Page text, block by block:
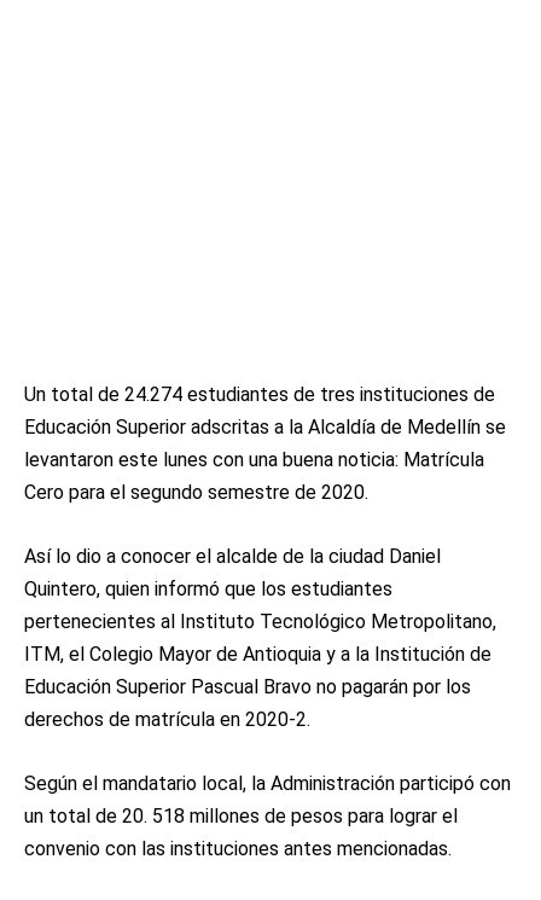
Un total de 24.274 estudiantes de tres instituciones de
Educación Superior adscritas a la Alcaldía de Medellín se
levantaron este lunes con una buena noticia: Matrícula
Cero para el segundo semestre de 2020.
Así lo dio a conocer el alcalde de la ciudad Daniel
Quintero, quien informó que los estudiantes
pertenecientes al Instituto Tecnológico Metropolitano,
ITM, el Colegio Mayor de Antioquia y a la Institución de
Educación Superior Pascual Bravo no pagarán por los
derechos de matrícula en 2020-2.
Según el mandatario local, la Administración participó con
un total de 20. 518 millones de pesos para lograr el
convenio con las instituciones antes mencionadas.